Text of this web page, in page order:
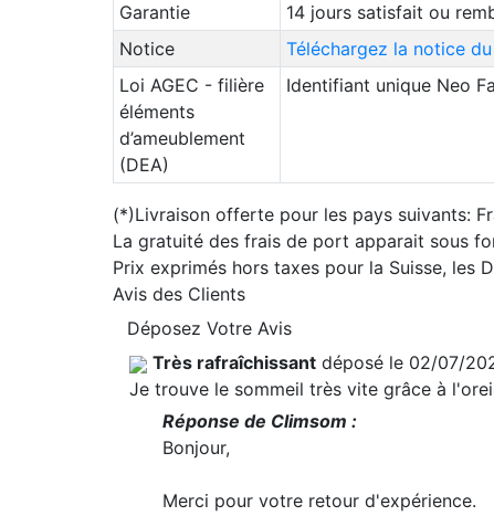
Garantie
14 jours satisfait ou
Notice
Téléchargez la notice
Loi AGEC - filière
éléments
d’ameublement
(DEA)
Identifiant unique Neo
(*)Livraison offerte pour les pays suivants:
La gratuité des frais de port apparait sous
Prix exprimés hors taxes pour la Suisse, les
Avis des Clients
Déposez Votre Avis
Très rafraîchissant déposé le 02/07/
Je trouve le sommeil très vite grâce à
Réponse de Climsom :
Bonjour,
Merci pour votre retour d'expérience.